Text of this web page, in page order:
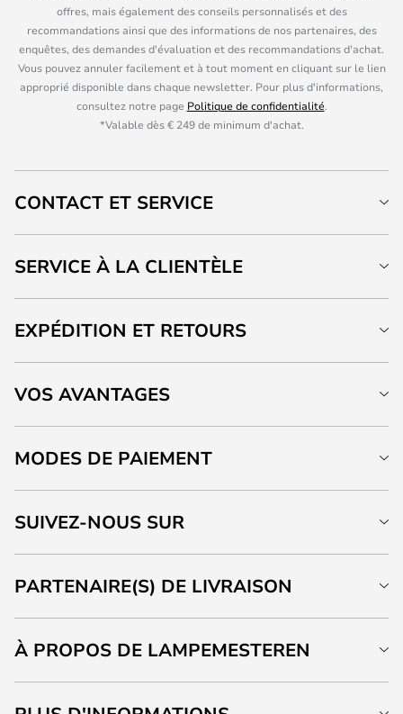
offres, mais également des conseils personnalisés et des
recommandations ainsi que des informations de nos partenaires, des
enquêtes, des demandes d'évaluation et des recommandations d'achat.
Vous pouvez annuler facilement et à tout moment en cliquant sur le lien
approprié disponible dans chaque newsletter. Pour plus d'informations,
consultez notre page Politique de confidentialité.
*Valable dès € 249 de minimum d'achat.
CONTACT ET SERVICE
SERVICE À LA CLIENTÈLE
EXPÉDITION ET RETOURS
VOS AVANTAGES
MODES DE PAIEMENT
SUIVEZ-NOUS SUR
PARTENAIRE(S) DE LIVRAISON
À PROPOS DE LAMPEMESTEREN